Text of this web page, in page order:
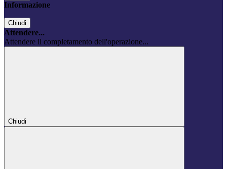
Informazione
Chiudi
Attendere...
Attendere il completamento dell'operazione...
Chiudi